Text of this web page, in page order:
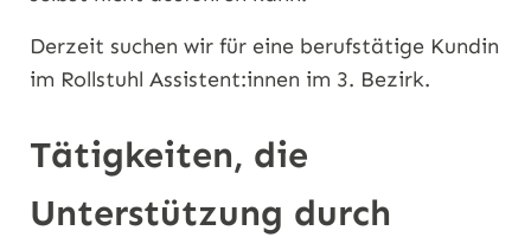
Derzeit suchen wir für eine berufstätige Kundin
im Rollstuhl Assistent:innen im 3. Bezirk.
Tätigkeiten, die
Unterstützung durch